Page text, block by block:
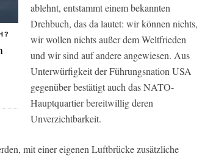
ablehnt, entstammt einem bekannten
Drehbuch, das da lautet: wir können nichts,
wir wollen nichts außer dem Weltfrieden
und wir sind auf andere angewiesen. Aus
Unterwürfigkeit der Führungsnation USA
gegenüber bestätigt auch das NATO-
Hauptquartier bereitwillig deren
Unverzichtbarkeit.
mit einer eigenen Luftbrücke zusätzliche